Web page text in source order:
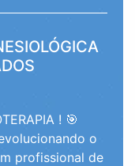
! 🎯
o
profissional de